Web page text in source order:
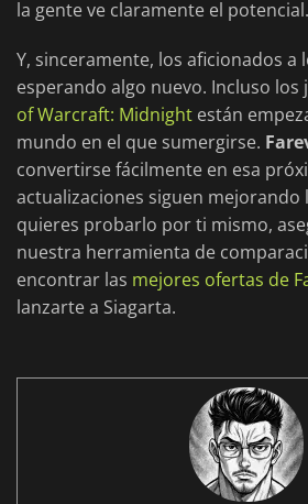
la gente ve claramente el potencial.
Y, sinceramente, los aficionados a
esperando algo nuevo. Incluso los
of Warcraft: Midnight están
mundo en el que sumergirse.
convertirse fácilmente en esa
actualizaciones siguen mejorando
quieres probarlo por ti mismo,
nuestra herramienta de
encontrar las mejores ofertas de
lanzarte a Siagarta.